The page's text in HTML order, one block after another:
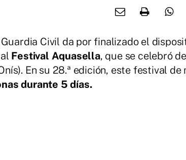
Civil da por finalizado el
Festival Aquasella, que se celebró
En su 28.ª edición, este festival
durante 5 días.